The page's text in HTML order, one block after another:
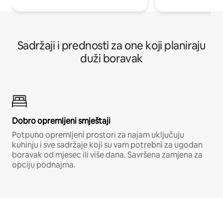
Sadržaji i prednosti za one koji planiraju
duži boravak
Dobro opremljeni smještaji
Potpuno opremljeni prostori za najam uključuju
kuhinju i sve sadržaje koji su vam potrebni za ugodan
boravak od mjesec ili više dana. Savršena zamjena za
opciju podnajma.